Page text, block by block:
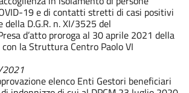
19 e di contatti stretti di casi positivi
D.G.R. n. XI/3525 del
d’atto proroga al 30 aprile 2021 della
la Struttura Centro Paolo VI
elenco Enti Gestori beneficiari